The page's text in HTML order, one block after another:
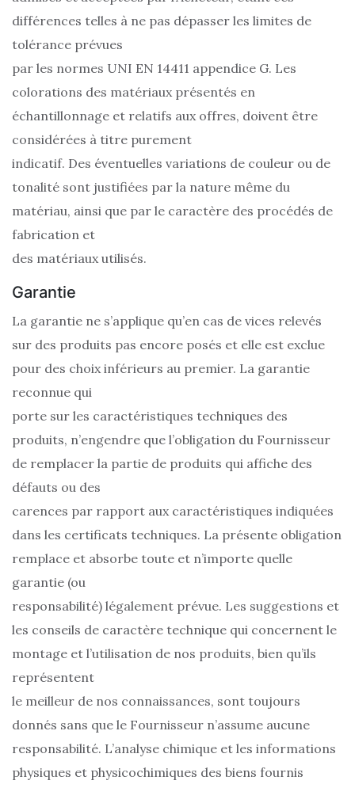
différences telles à ne pas dépasser les limites de
tolérance prévues
par les normes UNI EN 14411 appendice G. Les
colorations des matériaux présentés en
échantillonnage et relatifs aux offres, doivent être
considérées à titre purement
indicatif. Des éventuelles variations de couleur ou de
tonalité sont justifiées par la nature même du
matériau, ainsi que par le caractère des procédés de
fabrication et
des matériaux utilisés.
Garantie
La garantie ne s’applique qu’en cas de vices relevés
sur des produits pas encore posés et elle est exclue
pour des choix inférieurs au premier. La garantie
reconnue qui
porte sur les caractéristiques techniques des
produits, n’engendre que l’obligation du Fournisseur
de remplacer la partie de produits qui affiche des
défauts ou des
carences par rapport aux caractéristiques indiquées
dans les certificats techniques. La présente obligation
remplace et absorbe toute et n’importe quelle
garantie (ou
responsabilité) légalement prévue. Les suggestions et
les conseils de caractère technique qui concernent le
montage et l’utilisation de nos produits, bien qu’ils
représentent
le meilleur de nos connaissances, sont toujours
donnés sans que le Fournisseur n’assume aucune
responsabilité. L’analyse chimique et les informations
physiques et physicochimiques des biens fournis